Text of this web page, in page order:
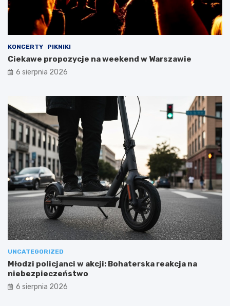
KONCERTY PIKNIKI
Ciekawe propozycje na weekend w Warszawie
6 sierpnia 2026
UNCATEGORIZED
Młodzi policjanci w akcji: Bohaterska reakcja na
niebezpieczeństwo
6 sierpnia 2026